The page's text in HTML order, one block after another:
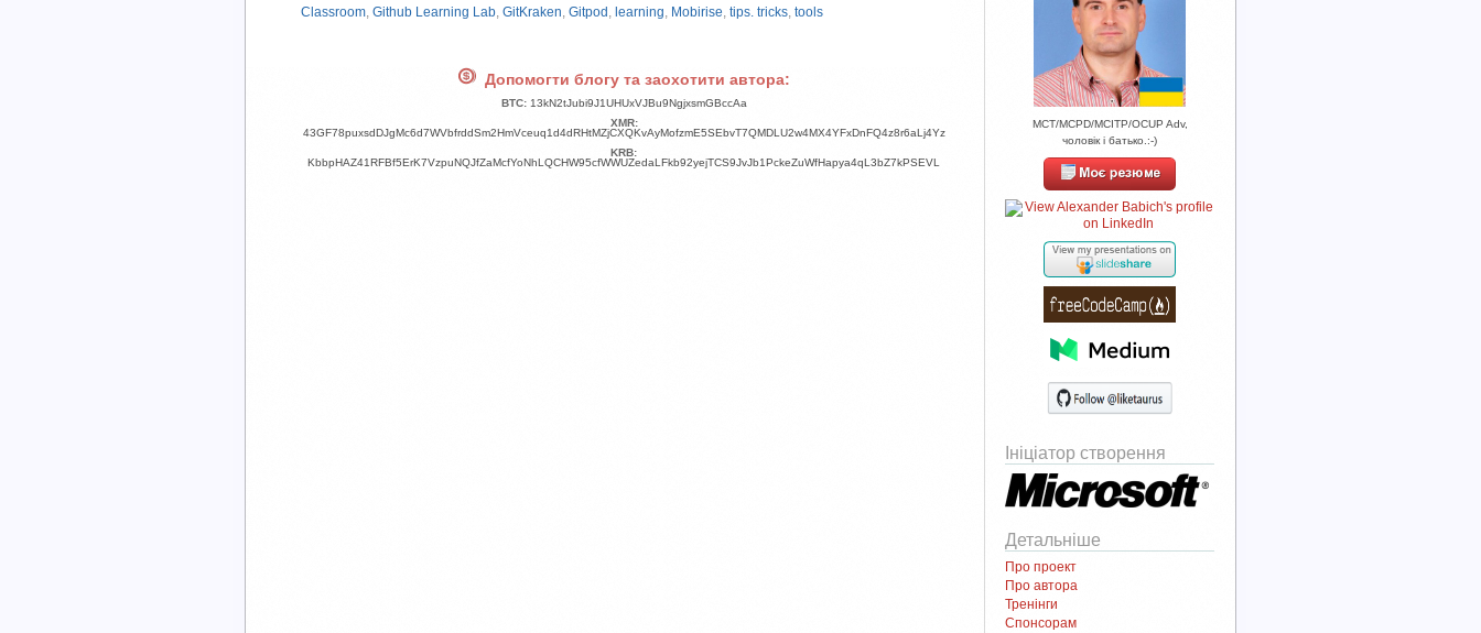
Classroom, Github Learning Lab, GitKraken, Gitpod , learning, Mobirise, tips. tricks, tools
Допомогти блогу та заохотити автора:
BTC:13kN2tJubi9J1UHUxVJBu9NgjxsmGBccAa
XMR:
43GF78puxsdDJgMc6d7WVbfrddSm2HmVceuq1d4dRHtMZjCXQKvAyMofzmE5SEbvT7QMDLU2w4MX4YFxDnFQ4z8r6aLj4Yz
KRB:
KbbpHAZ41RFBf5ErK7VzpuNQJfZaMcfYoNhLQCHW95cfWWUZedaLFkb92yejTCS9JvJb1PckeZuWfHapya4qL3bZ7kPSEVL
MCT/MCPD/MCITP/OCUP Adv,
чоловік і батько.:-)
Ініціатор створення
Детальніше
Про проект
Про автора
Тренінги
Спонсорам